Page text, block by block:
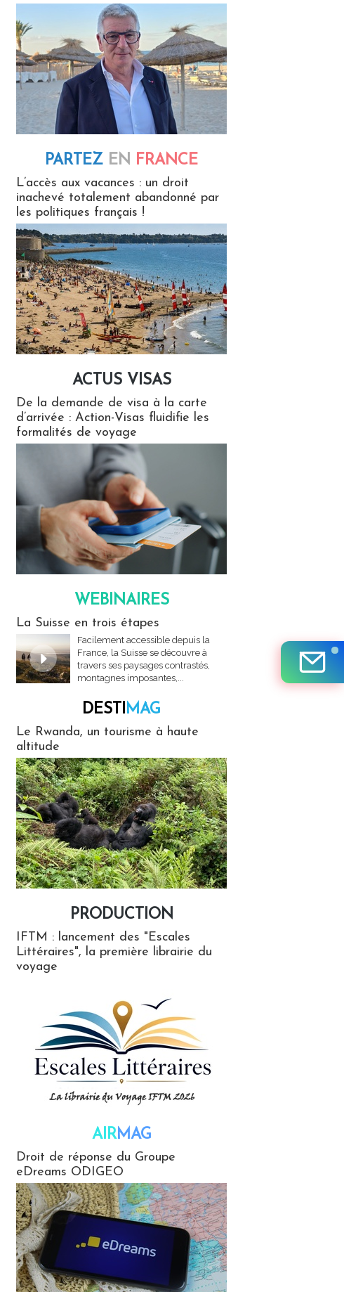
PARTEZ EN FRANCE
L’accès aux vacances : un droit
inachevé totalement abandonné par
les politiques français !
ACTUS VISAS
De la demande de visa à la carte
d’arrivée : Action-Visas fluidifie les
formalités de voyage
WEBINAIRES
La Suisse en trois étapes
Facilement accessible depuis la
France, la Suisse se découvre à
travers ses paysages contrastés,
montagnes imposantes,...
DESTIMAG
Le Rwanda, un tourisme à haute
altitude
PRODUCTION
IFTM : lancement des "Escales
Littéraires", la première librairie du
voyage
AIRMAG
Droit de réponse du Groupe
eDreams ODIGEO